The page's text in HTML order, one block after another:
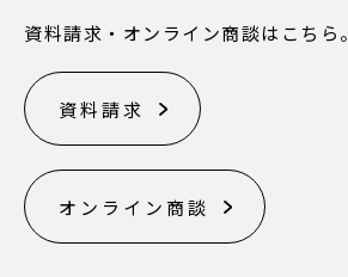
資料請求・オンライン商談はこちら。
資料請求
オンライン商談